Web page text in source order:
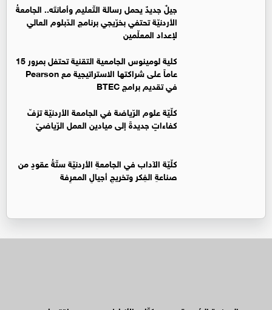
جيلٌ جديدٌ يحمل رسالة التّعليم وأمانتَه.. الجامعةُ
الأردنيّة تحتفي بخرّيجي برنامج الدّبلوم العالي
لإعداد المعلّمين
كلية لومينوس الجامعية التقنية تحتفل بمرور 15
عاماً على شراكتها الاستراتيجية مع Pearson
في تقديم برامج BTEC
كلّيّة علوم الرّياضة في الجامعة الأردنيّة تزفّ
كفاءاتٍ جديدةً إلى ميادين العمل الرّياضيّ
كلّيّة الآداب في الجامعةِ الأردنيّة ستّةُ عقودٍ من
صناعةِ الفِكر وتخريجِ أجيالِ المعرِفة